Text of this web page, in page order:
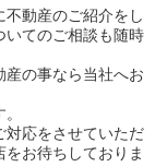
動産のご紹介をし
いてのご相談も随時
産の事なら当社へお
対応をさせていただ
お待ちしておりま